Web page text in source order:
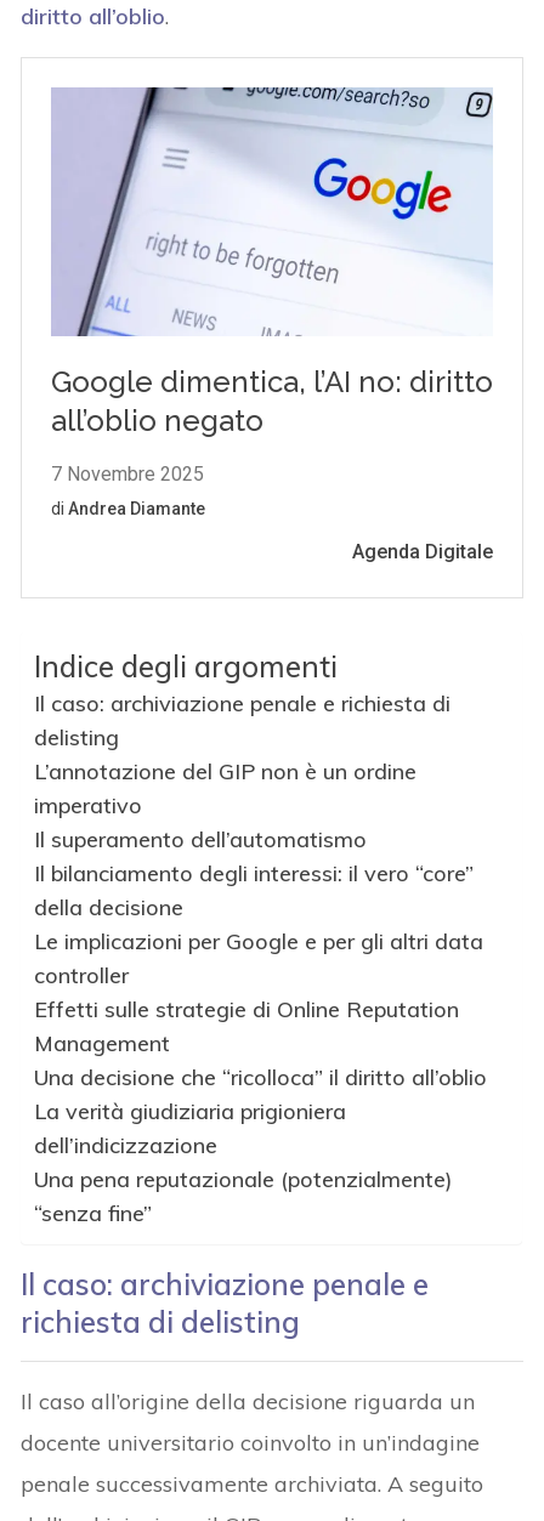
diritto all’oblio.
Indice degli argomenti
Il caso: archiviazione penale e richiesta di
delisting
L’annotazione del GIP non è un ordine
imperativo
Il superamento dell’automatismo
Il bilanciamento degli interessi: il vero “core”
della decisione
Le implicazioni per Google e per gli altri data
controller
Effetti sulle strategie di Online Reputation
Management
Una decisione che “ricolloca” il diritto all’oblio
La verità giudiziaria prigioniera
dell’indicizzazione
Una pena reputazionale (potenzialmente)
“senza fine”
Il caso: archiviazione penale e
richiesta di delisting
Il caso all’origine della decisione riguarda un
docente universitario coinvolto in un’indagine
penale successivamente archiviata. A seguito